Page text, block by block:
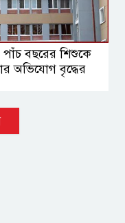
পাঁচ বছরের শিশুকে
অভিযোগ বৃদ্ধের